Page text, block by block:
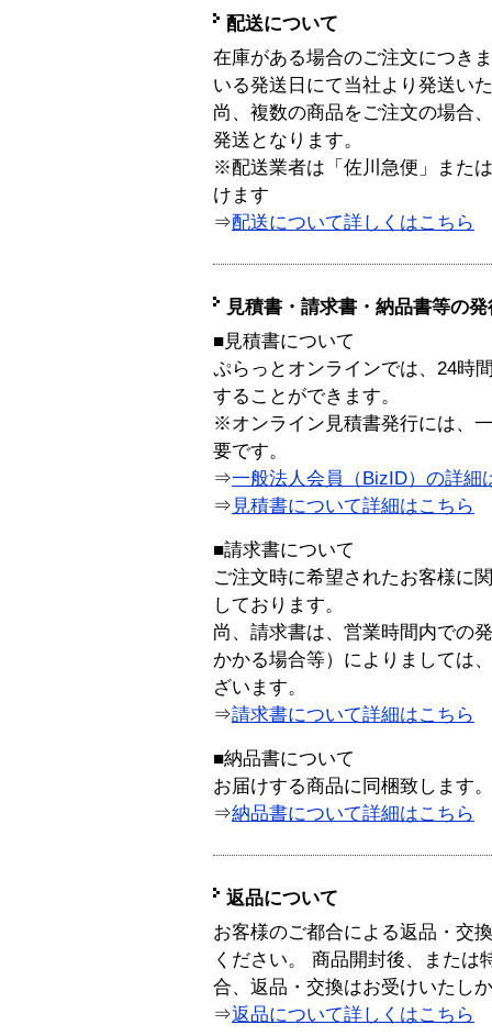
配送について
在庫がある場合のご注文につき
いる発送日にて当社より発送い
尚、複数の商品をご注文の場合
発送となります。
※配送業者は「佐川急便」また
けます
⇒配送について詳しくはこちら
見積書・請求書・納品書等の
■見積書について
ぷらっとオンラインでは、24時
することができます。
※オンライン見積書発行には、
要です。
⇒一般法人会員（BizID）の詳細
⇒ 見積書について詳細はこちら
■請求書について
ご注文時に希望されたお客様に
しております。
尚、請求書は、営業時間内での
かかる場合等）によりましては
ざいます。
⇒請求書について詳細はこちら
■納品書について
お届けする商品に同梱致します。
⇒納品書について詳細はこちら
返品について
お客様のご都合による返品・交
ください。 商品開封後、または
合、返品・交換はお受けいたし
⇒返品について詳しくはこちら